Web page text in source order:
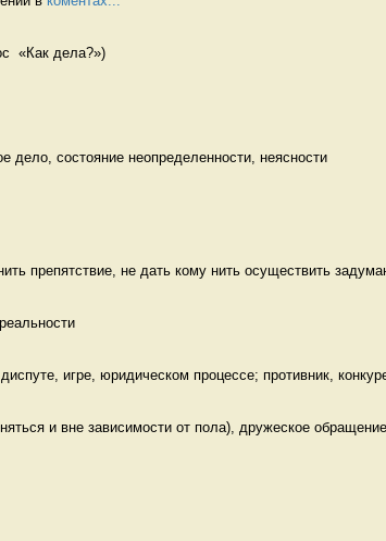
«Как дела?»)
дело, состояние неопределенности, неясности
препятствие, не дать кому нить осуществить
игре, юридическом процессе; противник,
и вне зависимости от пола), дружеское